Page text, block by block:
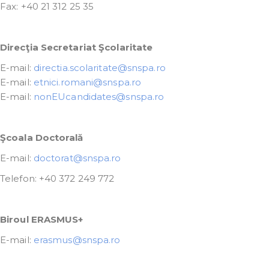
Fax: +40 21 312 25 35
Direcţia Secretariat Şcolaritate
E-mail: directia.scolaritate@snspa.ro
E-mail: etnici.romani@snspa.ro
E-mail: nonEUcandidates@snspa.ro
Şcoala Doctorală
E-mail: doctorat@snspa.ro
Telefon: +40 372 249 772
Biroul ERASMUS+
E-mail: erasmus@snspa.ro